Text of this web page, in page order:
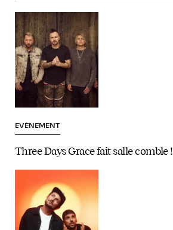
EVÈNEMENT
Three Days Grace fait salle comble !